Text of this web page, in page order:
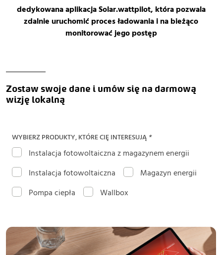
dedykowana aplikacja Solar.wattpilot, która pozwala
zdalnie uruchomić proces ładowania i na bieżąco
monitorować jego postęp
Zostaw swoje dane i umów się na darmową
wizję lokalną